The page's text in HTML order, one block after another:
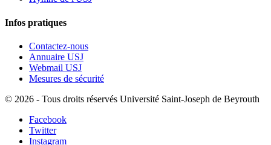
Infos pratiques
Contactez-nous
Annuaire USJ
Webmail USJ
Mesures de sécurité
© 2026 - Tous droits réservés Université Saint-Joseph de Beyrouth
Facebook
Twitter
Instagram